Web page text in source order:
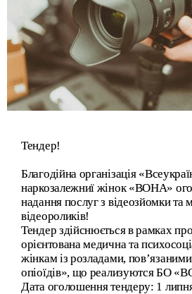
Тендер!
Благодійна організація
наркозалежниї жінок «ВОНА»
надання послуг з відеозйомки та
відеороликів!
Тендер здійснюється в рамках
орієнтована медична та
жінкам із розладами,
опіоїдів», що реализуются БО
Дата оголошення тендеру: 1